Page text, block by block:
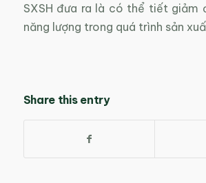
SXSH đưa ra là có thể tiết giảm
năng lượng trong quá trình sản
Share this entry